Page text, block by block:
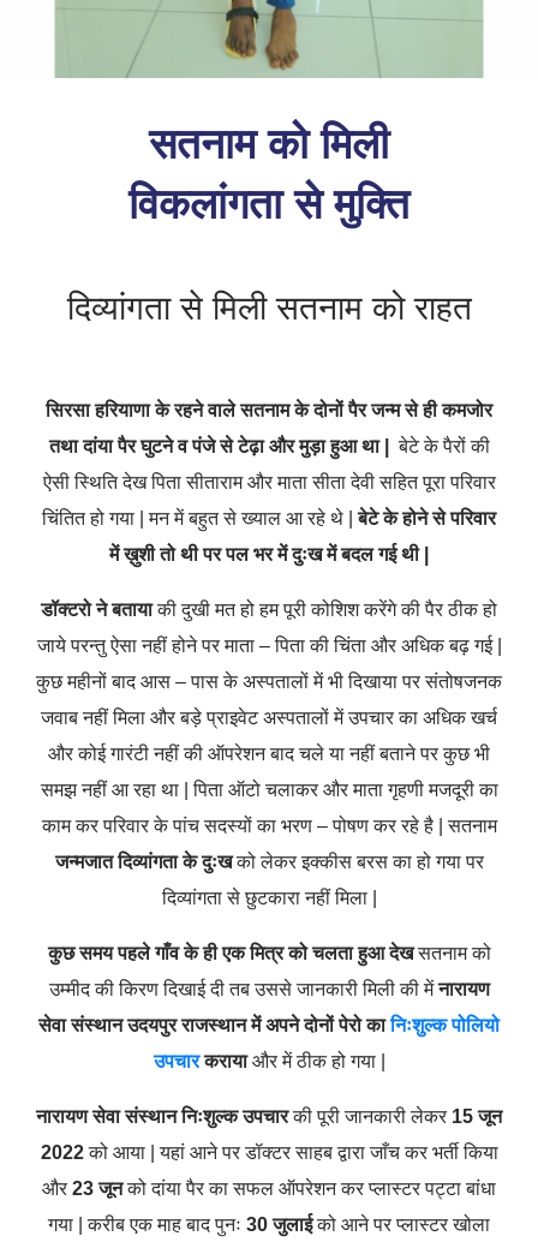
सतनाम को मिली
विकलांगता से मुक्ति
दिव्यांगता से मिली सतनाम को राहत
सिरसा हरियाणा के रहने वाले सतनाम के दोनों पैर जन्म से ही कमजोर
तथा दांया पैर घुटने व पंजे से टेढ़ा और मुड़ा हुआ था |
बेटे के पैरों की
ऐसी स्थिति देख पिता सीताराम और माता सीता देवी सहित पूरा परिवार
चिंतित हो गया | मन में बहुत से ख्याल आ रहे थे |बेटे के होने से परिवार
में ख़ुशी तो थी पर पल भर में दुःख में बदल गई थी |
डॉक्टरो ने बतायाकी दुखी मत हो हम पूरी कोशिश करेंगे की पैर ठीक हो
जाये परन्तु ऐसा नहीं होने पर माता – पिता की चिंता और अधिक बढ़ गई |
कुछ महीनों बाद आस – पास के अस्पतालों में भी दिखाया पर संतोषजनक
जवाब नहीं मिला और बड़े प्राइवेट अस्पतालों में उपचार का अधिक खर्च
और कोई गारंटी नहीं की ऑपरेशन बाद चले या नहीं बताने पर कुछ भी
समझ नहीं आ रहा था | पिता ऑटो चलाकर और माता गृहणी मजदूरी का
काम कर परिवार के पांच सदस्यों का भरण – पोषण कर रहे है |सतनाम
जन्मजात दिव्यांगता के दुःखको लेकर इक्कीस बरस का हो गया पर
दिव्यांगता से छुटकारा नहीं मिला |
कुछ समय पहले गाँव के ही एक मित्र को चलता हुआ देखसतनाम को
उम्मीद की किरण दिखाई दी तब उससे जानकारी मिली की मेंनारायण
सेवा संस्थान उदयपुर राजस्थान में अपने दोनों पेरो कानिःशुल्क पोलियो
उपचारकरायाऔर में ठीक हो गया |
नारायण सेवा संस्थान निःशुल्क उपचारकी पूरी जानकारी लेकर 15 जून
2022को आया | यहां आने पर डॉक्टर साहब द्वारा जाँच कर भर्ती किया
और 23 जूनको दांया पैर का सफल ऑपरेशन कर प्लास्टर पट्टा बांधा
गया | करीब एक माह बाद पुनः 30 जुलाईको आने पर प्लास्टर खोला